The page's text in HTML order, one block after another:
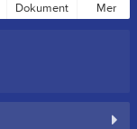
Dokument Mer